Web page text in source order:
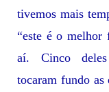
tivemos mais
“este é o
aí. Cinco deles
tocaram fundo as